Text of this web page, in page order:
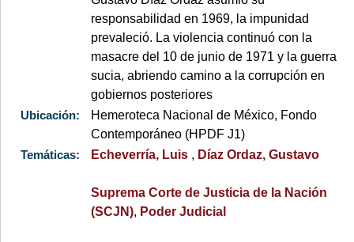
responsabilidad en 1969, la impunidad
prevaleció. La violencia continuó con la
masacre del 10 de junio de 1971 y la guerra
sucia, abriendo camino a la corrupción en
gobiernos posteriores
Ubicación:
Hemeroteca Nacional de México, Fondo
Contemporáneo (HPDF J1)
Temáticas:
Echeverría, Luis , Díaz Ordaz, Gustavo
Suprema Corte de Justicia de la Nación
(SCJN), Poder Judicial